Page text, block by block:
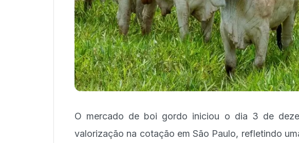
O mercado de boi gordo iniciou o dia 3 de
valorização na cotação em São Paulo, refletindo